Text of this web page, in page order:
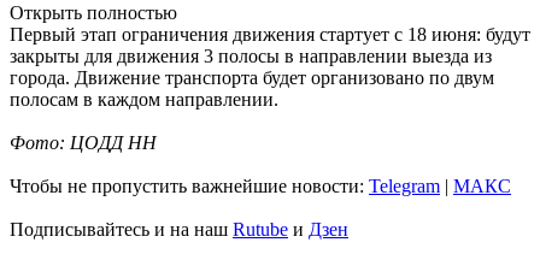
Открыть полностью
Первый этап ограничения движения стартует с 18 июня: будут
закрыты для движения 3 полосы в направлении выезда из
города. Движение транспорта будет организовано по двум
полосам в каждом направлении.
Фото: ЦОДД НН
Чтобы не пропустить важнейшие новости: Telegram | MAКС
Подписывайтесь и на наш Rutube и Дзен